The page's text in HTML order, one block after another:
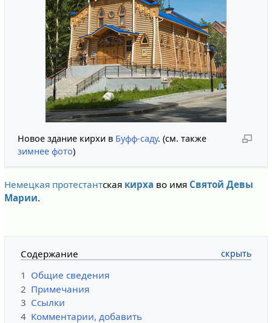
Новое здание кирхи в Буфф-саду. (см. также
зимнее фото)
Немецкая протестантская кирха во имя Святой Девы
Марии.
Содержание
1 Общие сведения
2 Примечания
3 Ссылки
4 Комментарии, добавить